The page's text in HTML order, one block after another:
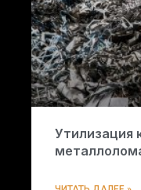
Утилизация